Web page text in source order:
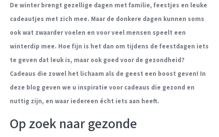
De winter brengt gezellige dagen met familie, feestjes en leuke
cadeautjes met zich mee. Maar de donkere dagen kunnen soms
ook wat zwaarder voelen en voor veel mensen speelt een
winterdip mee. Hoe fijn is het dan om tijdens de feestdagen iets
te geven dat leuk is, maar ook goed voor de gezondheid?
Cadeaus die zowel het lichaam als de geest een boost geven! In
deze blog geven we u inspiratie voor cadeaus die gezond en
nuttig zijn, en waar iedereen écht iets aan heeft.
Op zoek naar gezonde